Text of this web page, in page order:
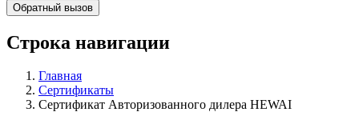
Обратный вызов
Строка навигации
Главная
Сертификаты
Сертификат Авторизованного дилера HEWAI